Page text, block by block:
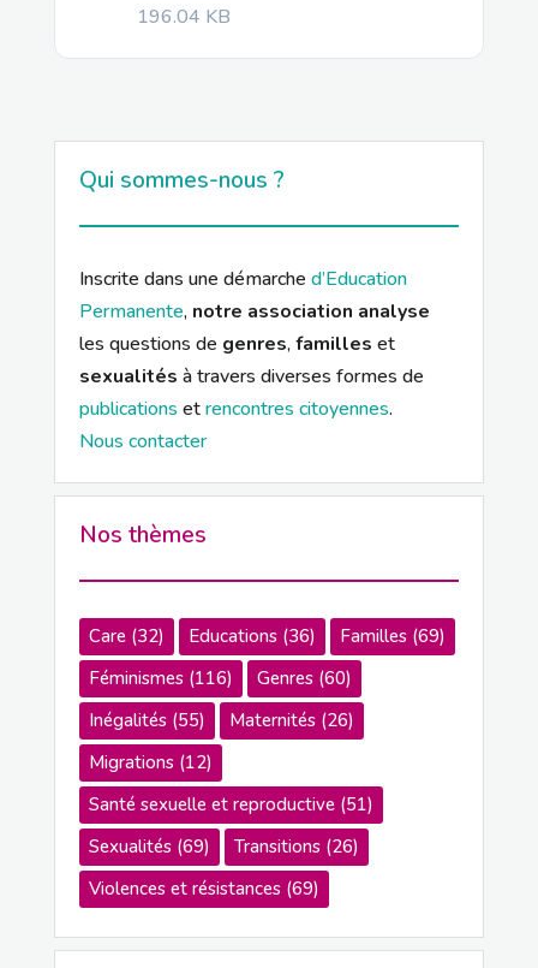
196.04 KB
Qui sommes-nous ?
Inscrite dans une démarche d’Education
Permanente, notre association analyse
les questions de genres,familles et
sexualités à travers diverses formes de
publications etrencontres citoyennes.
Nous contacter
Nos thèmes
Care(32) Educations(36) Familles(69)
Féminismes(116) Genres(60)
Inégalités(55) Maternités(26)
Migrations(12)
Santé sexuelle et reproductive(51)
Sexualités(69) Transitions(26)
Violences et résistances(69)